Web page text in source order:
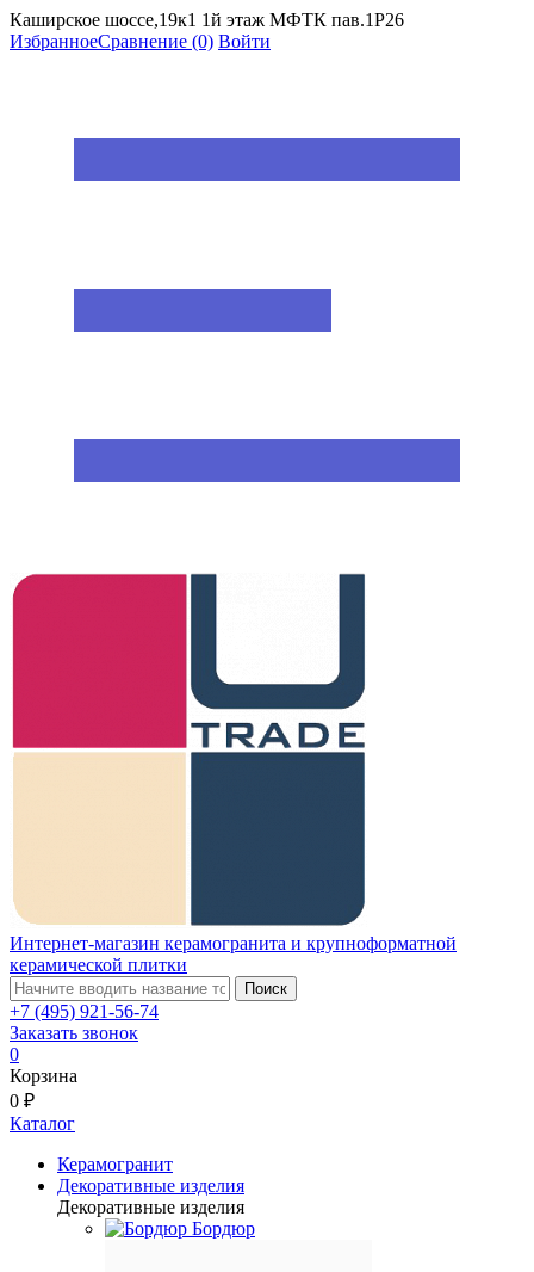
Каширское шоссе,19к1 1й этаж МФТК пав.1Р26
ИзбранноеСравнение (0) Войти
Интернет-магазин керамогранита и крупноформатной
керамической плитки
Поиск
+7 (495) 921-56-74
Заказать звонок
0
Корзина
0 ₽
Каталог
Керамогранит
Декоративные изделия
Декоративные изделия
Бордюр